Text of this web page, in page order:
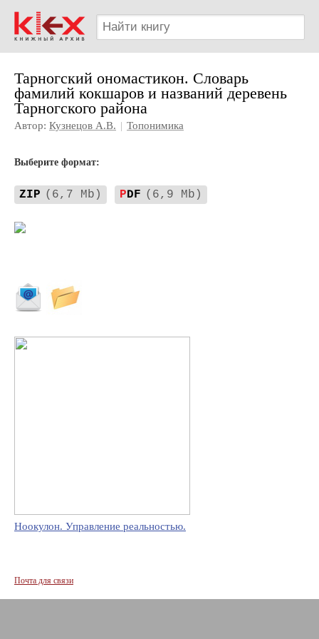
Тарногский ономастикон. Словарь
фамилий кокшаров и названий деревень
Тарногского района
Автор: Кузнецов А.В. | Топонимика
Выберите формат:
ZIP (6,7 Mb) PDF (6,9 Mb)
Ноокулон. Управление реальностью.
Почта для связи